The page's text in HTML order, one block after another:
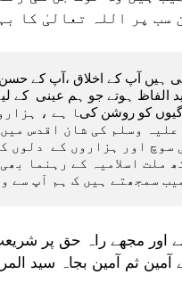
سمجھتے ہیں ک ہم آپ سے
مجھے راہ حق پر شریعت
ثم آمین بجاہ سید